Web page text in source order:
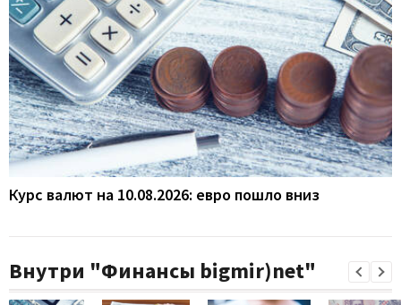
Курс валют на 10.08.2026: евро пошло вниз
Внутри "Финансы bigmir)net"